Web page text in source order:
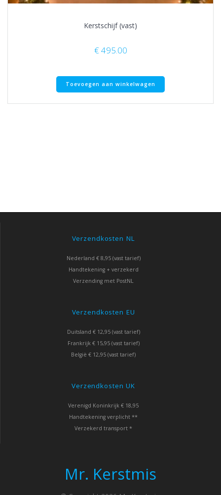
Kerstschijf (vast)
€ 495.00
Toevoegen aan winkelwagen
Verzendkosten NL
Nederland € 8,95 (vast tarief)
Handtekening + verzekerd
Verzending met PostNL
Verzendkosten EU
Duitsland € 12,95 (vast tarief)
Frankrijk € 15,95 (vast tarief)
België € 12,95 (vast tarief)
Verzendkosten UK
Verenigd Koninkrijk € 18,95
Handtekening verplicht **
Verzekerd transport *
Mr. Kerstmis